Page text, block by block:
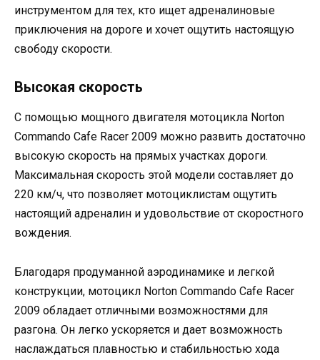
инструментом для тех, кто ищет адреналиновые
приключения на дороге и хочет ощутить настоящую
свободу скорости.
Высокая скорость
С помощью мощного двигателя мотоцикла Norton
Commando Cafe Racer 2009 можно развить достаточно
высокую скорость на прямых участках дороги.
Максимальная скорость этой модели составляет до
220 км/ч, что позволяет мотоциклистам ощутить
настоящий адреналин и удовольствие от скоростного
вождения.
Благодаря продуманной аэродинамике и легкой
конструкции, мотоцикл Norton Commando Cafe Racer
2009 обладает отличными возможностями для
разгона. Он легко ускоряется и дает возможность
наслаждаться плавностью и стабильностью хода